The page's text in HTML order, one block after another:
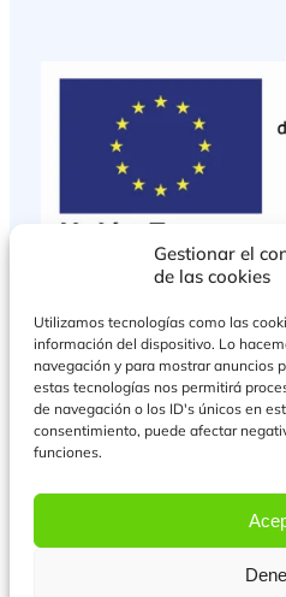
Gestionar el
de las cookies
Utilizamos tecnologías como las
información del dispositivo. Lo
navegación y para mostrar anuncios
estas tecnologías nos permitirá
de navegación o los ID's únicos en
consentimiento, puede afectar
funciones.
Más
© 2026 Todos los